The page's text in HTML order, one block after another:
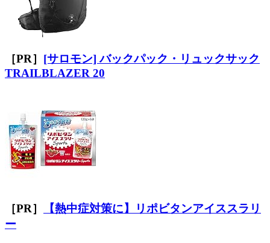
［PR］ [サロモン] バックパック・リュックサック
TRAILBLAZER 20
［PR］
【熱中症対策に】リポビタンアイススラリ
ー